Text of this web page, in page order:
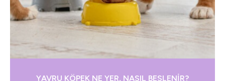
YAVRU KÖPEK NE YER, NASIL BESLENİR?